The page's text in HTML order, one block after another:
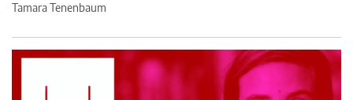
Tamara Tenenbaum